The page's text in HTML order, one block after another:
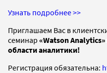
Узнать подробнее >>
Приглашаем Вас в
семинар «Watson
области аналитики!
Регистрация обязательна: